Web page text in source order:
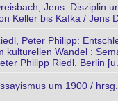
Jens: Disziplin
Keller bis Kafka / Jens
Peter Philipp:
kulturellen Wandel :
Philipp Riedl. Berlin
um 1900 /